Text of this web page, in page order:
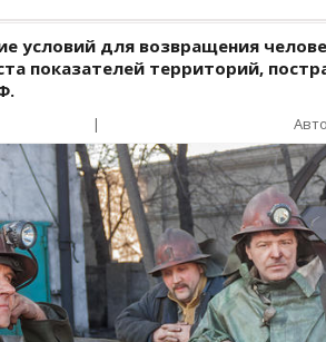
условий для возвращения
показателей территорий,
|